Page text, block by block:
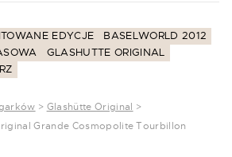
EDYCJE
BASELWORLD 2012
GLASHUTTE ORIGINAL
> Glashütte Original
>
Grande Cosmopolite Tourbillon